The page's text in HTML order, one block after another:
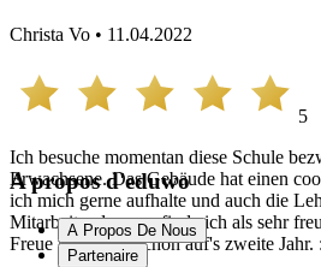
Christa Vo • 11.04.2022
5
Ich besuche momentan diese Schule
Erwachsene. Das Gebäude hat einen
ich mich gerne aufhalte und auch die
Mitarbeitenden empfinde ich als sehr
Freue mich jetzt schon auf's zweite Jahr.
A propos d'eduwo
A Propos De Nous
Partenaire